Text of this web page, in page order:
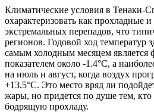
Климатические условия в Тенаки-
охарактеризовать как прохладные
экстремальных перепадов, что
регионов. Годовой ход температур
самым холодным месяцем является
показателем около -1.4°C, а
на июль и август, когда воздух
+13.5°C. Это место вряд ли
жары, но придется по душе тем, кто
бодрящую прохладу.